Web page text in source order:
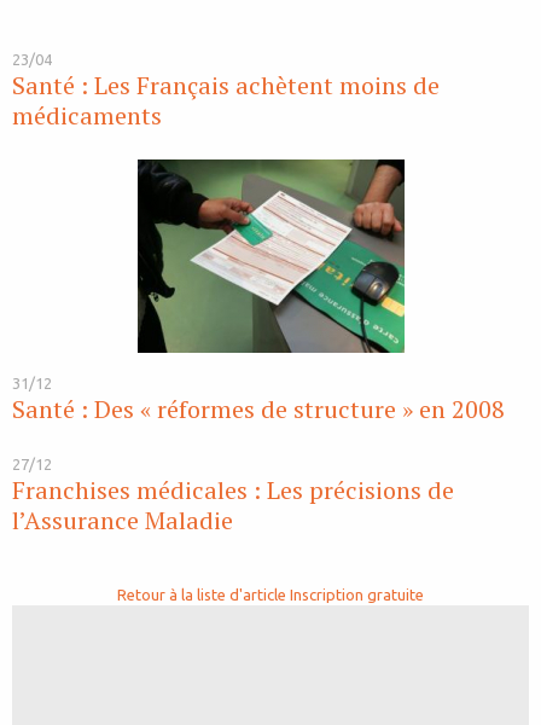
23/04
Santé : Les Français achètent moins de
médicaments
31/12
Santé : Des « réformes de structure » en 2008
27/12
Franchises médicales : Les précisions de
l’Assurance Maladie
Retour à la liste d'article Inscription gratuite